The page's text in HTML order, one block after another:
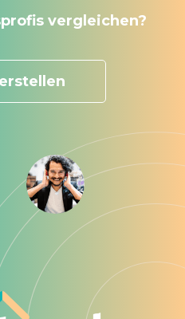
vergleichen?